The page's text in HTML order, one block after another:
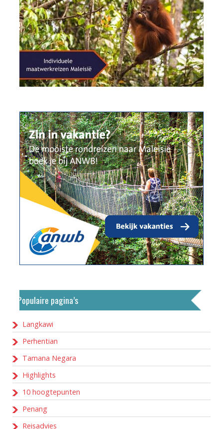
Populaire pagina’s
Langkawi
Perhentian
Tamana Negara
Highlights
10 hoogtepunten
Penang
Reisadvies